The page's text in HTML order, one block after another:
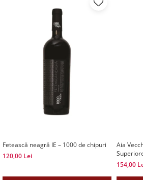
Fetească neagră IE – 1000 de chipuri
120,00 Lei
Aia
154,00